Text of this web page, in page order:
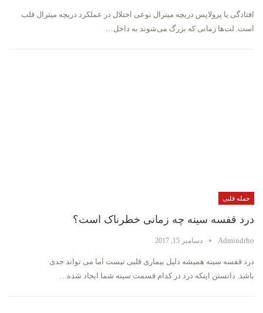
افتادگی یا پرولاپس دریچه میترال نوعی اختلال در عملکرد دریچه میترال قلب
است. لت‌ها زمانی که بزرگ می‌شوند به داخل…
حمله قلبی
درد قفسه سینه چه زمانی خطرناک است؟
Admindrho دسامبر 15, 2017
درد قفسه سینه همیشه دلیل بیماری قلبی نیست اما می تواند جدی
باشد. دانستن اینکه درد در كدام قسمت سینه شما ايجاد شده…